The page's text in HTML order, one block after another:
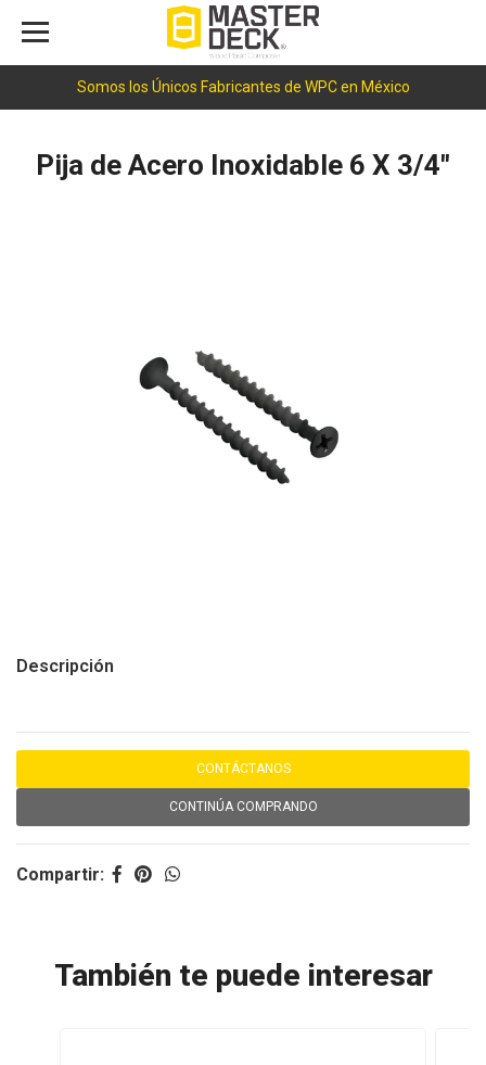
Somos los Únicos Fabricantes de WPC en México
Pija de Acero Inoxidable 6 X 3/4"
Descripción
CONTÁCTANOS
CONTINÚA COMPRANDO
Compartir:
También te puede interesar